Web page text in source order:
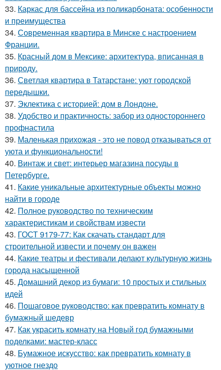
33. Каркас для бассейна из поликарбоната: особенности
и преимущества
34. Современная квартира в Минске с настроением
Франции.
35. Красный дом в Мексике: архитектура, вписанная в
природу.
36. Светлая квартира в Татарстане: уют городской
передышки.
37. Эклектика с историей: дом в Лондоне.
38. Удобство и практичность: забор из одностороннего
профнастила
39. Маленькая прихожая - это не повод отказываться от
уюта и функциональности!
40. Винтаж и свет: интерьер магазина посуды в
Петербурге.
41. Какие уникальные архитектурные объекты можно
найти в городе
42. Полное руководство по техническим
характеристикам и свойствам извести
43. ГОСТ 9179-77: Как скачать стандарт для
строительной извести и почему он важен
44. Какие театры и фестивали делают культурную жизнь
города насыщенной
45. Домашний декор из бумаги: 10 простых и стильных
идей
46. Пошаговое руководство: как превратить комнату в
бумажный шедевр
47. Как украсить комнату на Новый год бумажными
поделками: мастер-класс
48. Бумажное искусство: как превратить комнату в
уютное гнездо